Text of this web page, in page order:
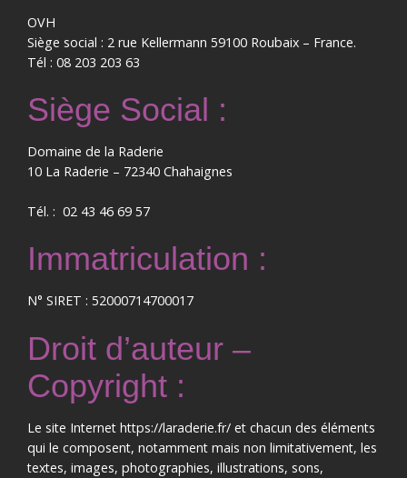
OVH
Siège social : 2 rue Kellermann 59100 Roubaix – France.
Tél : 08 203 203 63
Siège Social :
Domaine de la Raderie
10 La Raderie – 72340 Chahaignes
Tél. : 02 43 46 69 57
Immatriculation :
N° SIRET : 52000714700017
Droit d’auteur –
Copyright :
Le site Internet https://laraderie.fr/ et chacun des éléments
qui le composent, notamment mais non limitativement, les
textes, images, photographies, illustrations, sons,